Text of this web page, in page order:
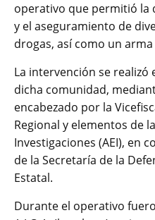
operativo que permitió la
y el aseguramiento de
drogas, así como un
La intervención se
dicha comunidad,
encabezado por la
Regional y elementos de
Investigaciones (AEI), en
de la Secretaría de la
Estatal.
Durante el operativo